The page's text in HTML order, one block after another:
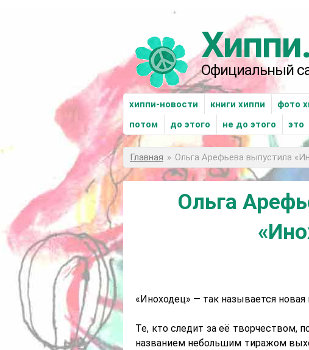
Официальный
xиппи-новости книги хиппи фото
потом
до этого не до этого это
Вы здесь
Главная » Ольга Арефьева выпустила
Ольга
«Иноходец» — так называется
Те, кто следит за её творчеством,
названием небольшим тиражом